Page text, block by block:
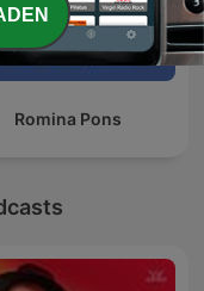
Romina Pons